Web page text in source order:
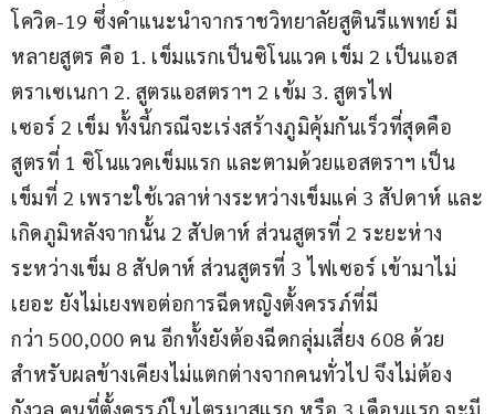
โควิด-19 ซึ่งคำแนะนำจากราชวิทยาลัยสูตินรีแพทย์ มี
หลายสูตร คือ 1. เข็มแรกเป็นซิโนแวค เข็ม 2 เป็นแอส
ตราเซเนกา 2. สูตรแอสตราฯ 2 เข้ม 3. สูตรไฟ
เซอร์ 2 เข็ม ทั้งนี้กรณีจะเร่งสร้างภูมิคุ้มกันเร็วที่สุดคือ
สูตรที่ 1 ซิโนแวคเข็มแรก และตามด้วยแอสตราฯ เป็น
เข็มที่ 2 เพราะใช้เวลาห่างระหว่างเข็มแค่ 3 สัปดาห์ และ
เกิดภูมิหลังจากนั้น 2 สัปดาห์ ส่วนสูตรที่ 2 ระยะห่าง
ระหว่างเข็ม 8 สัปดาห์ ส่วนสูตรที่ 3 ไฟเซอร์ เข้ามาไม่
เยอะ ยังไม่เยงพอต่อการฉีดหญิงตั้งครรภ์ที่มี
กว่า 500,000 คน อีกทั้งยังต้องฉีดกลุ่มเสี่ยง 608 ด้วย
สำหรับผลข้างเคียงไม่แตกต่างจากคนทั่วไป จึงไม่ต้อง